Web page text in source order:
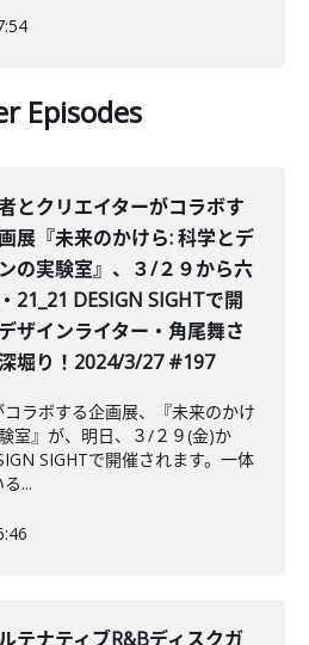
Episodes
とクリエイターがコラボす
展『未来のかけら: 科学とデ
の実験室』、３/２９から六
21_21 DESIGN SIGHTで開
ザインライター・角尾舞さ
堀り！2024/3/27 #197
ラボする企画展、『未来のかけ
室』が、明日、３/２９(金)か
SIGHTで開催されます。一体
...
ルテナティブR&Bディスクガ